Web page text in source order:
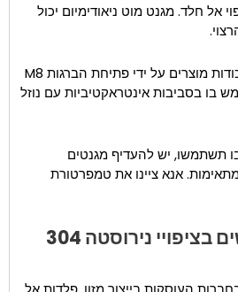
אל חלד. מגנט מוט ניאודימיום יכול
ניתן להתקינו בקלות במלכודות מוצרים על ידי פתיחת הברגות M8
בו בסביבות אינטראקטיביות עם נוזל
תשתמשו, יש להעדיף מגנטים
אנא ציינו את טמפרטורת
מדוע אנו משתמשים בציפויי נירוסטה 304